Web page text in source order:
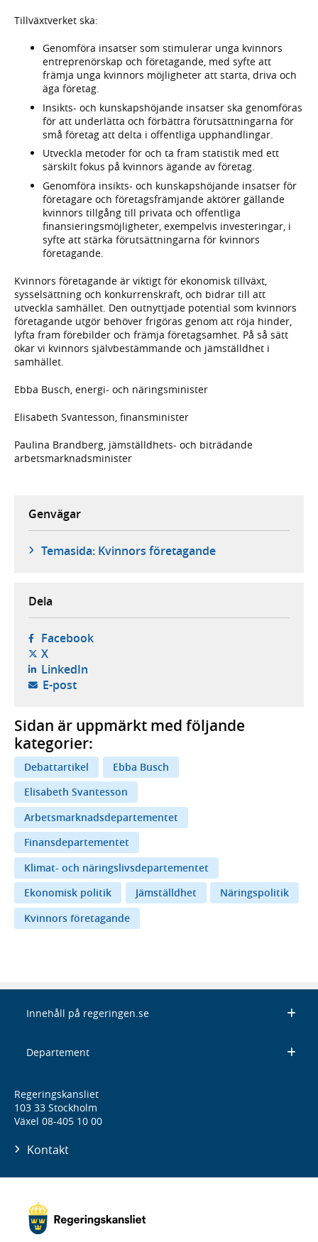
Tillväxtverket ska:
Genomföra insatser som stimulerar unga kvinnors
entreprenörskap och företagande, med syfte att
främja unga kvinnors möjligheter att starta, driva och
äga företag.
Insikts- och kunskapshöjande insatser ska genomföras
för att underlätta och förbättra förutsättningarna för
små företag att delta i offentliga upphandlingar.
Utveckla metoder för och ta fram statistik med ett
särskilt fokus på kvinnors ägande av företag.
Genomföra insikts- och kunskapshöjande insatser för
företagare och företagsfrämjande aktörer gällande
kvinnors tillgång till privata och offentliga
finansieringsmöjligheter, exempelvis investeringar, i
syfte att stärka förutsättningarna för kvinnors
företagande.
Kvinnors företagande är viktigt för ekonomisk tillväxt,
sysselsättning och konkurrenskraft, och bidrar till att
utveckla samhället. Den outnyttjade potential som kvinnors
företagande utgör behöver frigöras genom att röja hinder,
lyfta fram förebilder och främja företagsamhet. På så sätt
ökar vi kvinnors självbestämmande och jämställdhet i
samhället.
Ebba Busch, energi- och näringsminister
Elisabeth Svantesson, finansminister
Paulina Brandberg, jämställdhets- och biträdande
arbetsmarknadsminister
Genvägar
Temasida: Kvinnors företagande
Dela
Facebook- öppnas i ny flik, extern webbplats,
X- öppnas i ny flik, extern webbplats,
LinkedIn- öppnas i ny flik, extern webbplats,
E-post- öppnar din e-postklient,
Sidan är uppmärkt med följande
kategorier:
Debattartikel
Ebba Busch
Elisabeth Svantesson
Arbetsmarknadsdepartementet
Finansdepartementet
Klimat- och näringslivsdepartementet
Ekonomisk politik
Jämställdhet
Näringspolitik
Kvinnors företagande
Innehåll på regeringen.se
Departement
Regeringskansliet
103 33 Stockholm
Växel 08-405 10 00
Kontakt